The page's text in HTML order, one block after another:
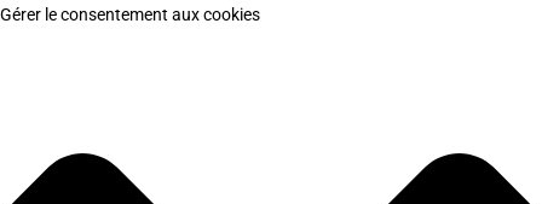
Gérer le consentement aux cookies